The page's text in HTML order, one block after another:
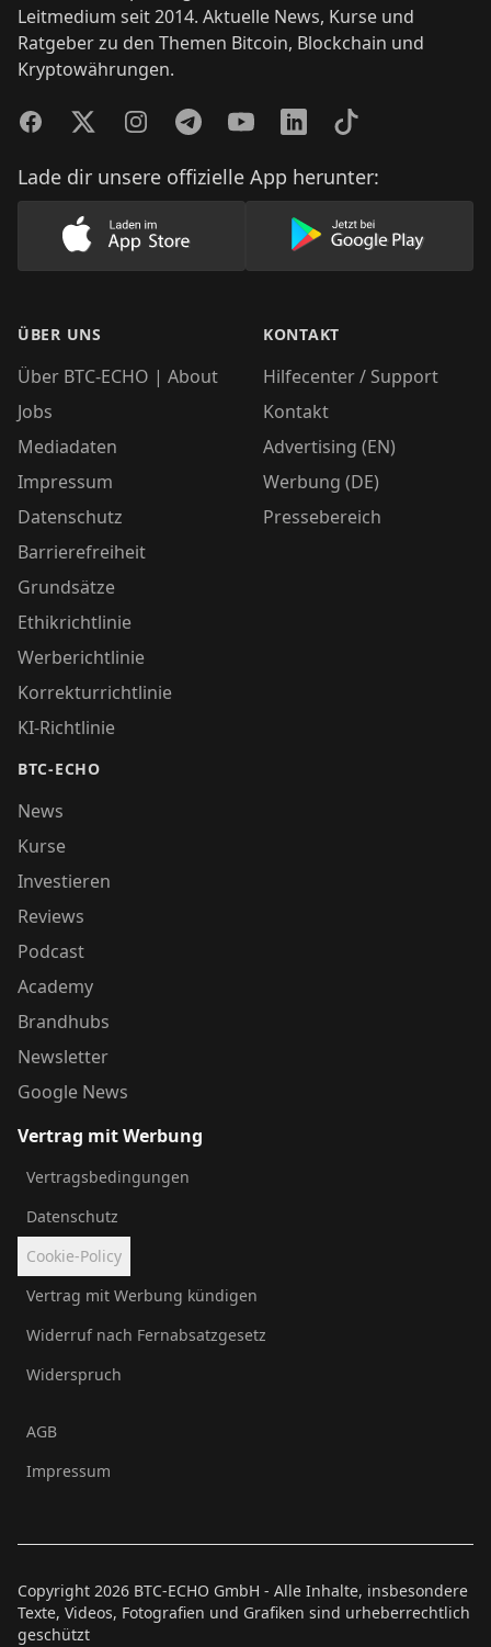
Leitmedium seit 2014. Aktuelle News, Kurse und
Ratgeber zu den Themen Bitcoin, Blockchain und
Kryptowährungen.
FacebookTwitterInstagramTelegramYouTubeLinkedInTikTok
Lade dir unsere offizielle App herunter:
Lade unsere App im AppStore herunter
Lade unsere
ÜBER UNS
Über BTC-ECHO | About
Jobs
Mediadaten
Impressum
Datenschutz
Barrierefreiheit
Grundsätze
Ethikrichtlinie
Werberichtlinie
Korrekturrichtlinie
KI-Richtlinie
BTC-ECHO
News
Kurse
Investieren
Reviews
Podcast
Academy
Brandhubs
Newsletter
Google News
KONTAKT
Hilfecenter / Support
Kontakt
Advertising (EN)
Werbung (DE)
Pressebereich
Vertrag mit Werbung
Vertragsbedingungen
Datenschutz
Cookie-Policy
Vertrag mit Werbung kündigen
Widerruf nach Fernabsatzgesetz
Widerspruch
AGB
Impressum
Copyright 2026 BTC-ECHO GmbH - Alle Inhalte, insbesondere
Texte, Videos, Fotografien und Grafiken sind urheberrechtlich
geschützt